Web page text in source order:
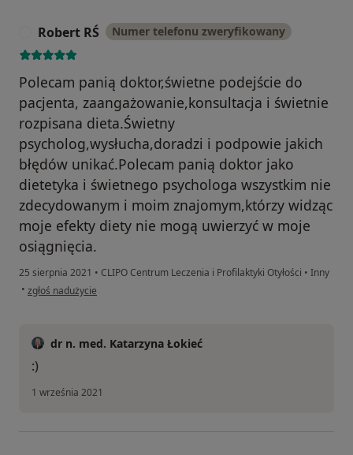
Robert RŚ Numer telefonu zweryfikowany
Polecam panią doktor,świetne podejście do
pacjenta, zaangażowanie,konsultacja i świetnie
rozpisana dieta.Świetny
psycholog,wysłucha,doradzi i podpowie jakich
błędów unikać.Polecam panią doktor jako
dietetyka i świetnego psychologa wszystkim nie
zdecydowanym i moim znajomym,którzy widząc
moje efekty diety nie mogą uwierzyć w moje
osiągnięcia.
25 sierpnia 2021 • CLIPO Centrum Leczenia i Profilaktyki Otyłości • Inny
• w opinii użytkownika Robert RŚ
zgłoś nadużycie
dr n. med. Katarzyna Łokieć
:)
1 września 2021